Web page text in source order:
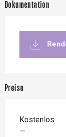
Dokumentation
Preise
Kostenlos
—